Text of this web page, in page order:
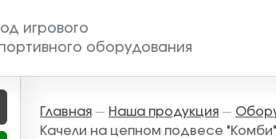
игрового
оборудования
Главная — Наша продукция —
Качели на цепном подвесе